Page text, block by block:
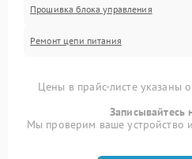
Прошивка блока управления
Ремонт цепи питания
Цены в прайс-листе указаны
Записывайтесь
Мы проверим ваше устройство